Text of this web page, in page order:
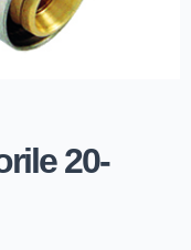
20-